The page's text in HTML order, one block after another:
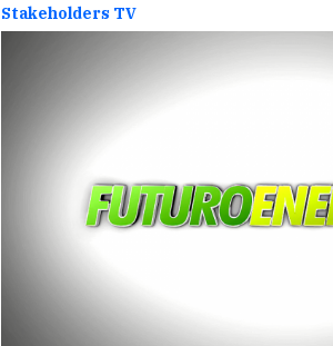
Stakeholders TV